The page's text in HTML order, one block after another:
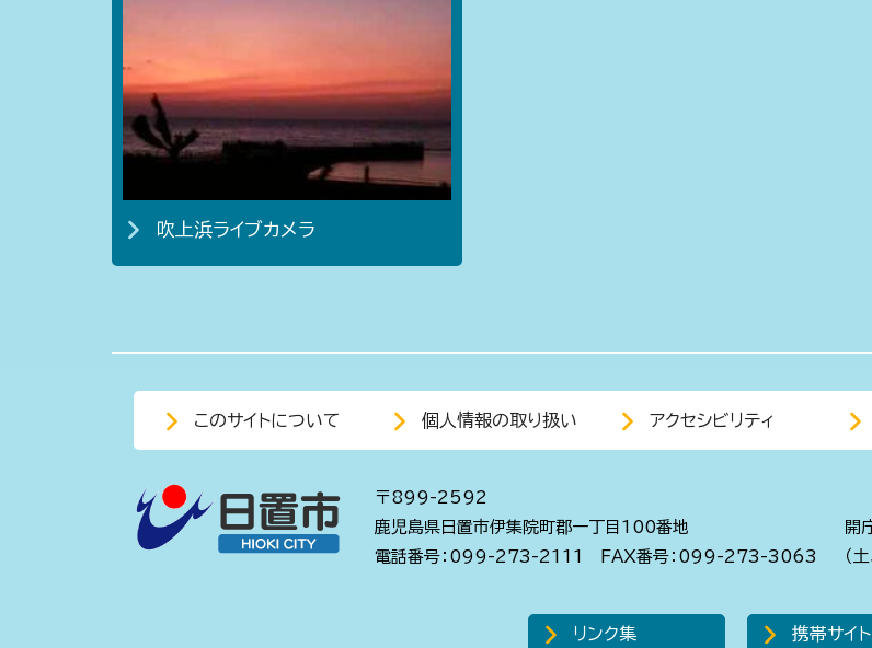
吹上浜ライブカメラ
このサイトについて 個人情報の取り扱い アクセシビリティ
〒899-2592
鹿児島県日置市伊集院町郡一丁目100番地
電話番号：099-273-2111
FAX番号：099-273-3063
開
（
リンク集 携帯サイト